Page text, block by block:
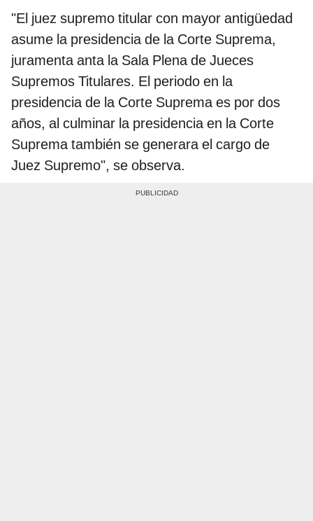
"El juez supremo titular con mayor antigüedad
asume la presidencia de la Corte Suprema,
juramenta anta la Sala Plena de Jueces
Supremos Titulares. El periodo en la
presidencia de la Corte Suprema es por dos
años, al culminar la presidencia en la Corte
Suprema también se generara el cargo de
Juez Supremo", se observa.